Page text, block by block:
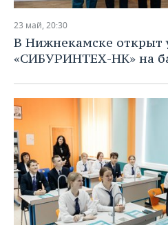
23 май, 20:30
В Нижнекамске открыт
«СИБУРИНТЕХ-НК» на